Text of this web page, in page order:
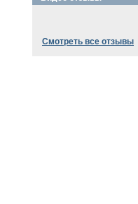
Смотреть все отзывы